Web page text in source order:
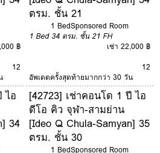
฿
12
ตรม. ชั้น 21
1 BedSponsored Room
1 Bed 34 ตรม. ชั้น 21 FH
เช่า 22,000 ฿
12
อัพเดตครั้งสุดท้ายมากกว่า 30 วัน
ไอ
34
[42723] เช่าคอนโด 1 ปี ไอ
ดีโอ คิว จุฬา-สามย่าน
[Ideo Q Chula-Samyan] 35
ตรม. ชั้น 30
1 BedSponsored Room